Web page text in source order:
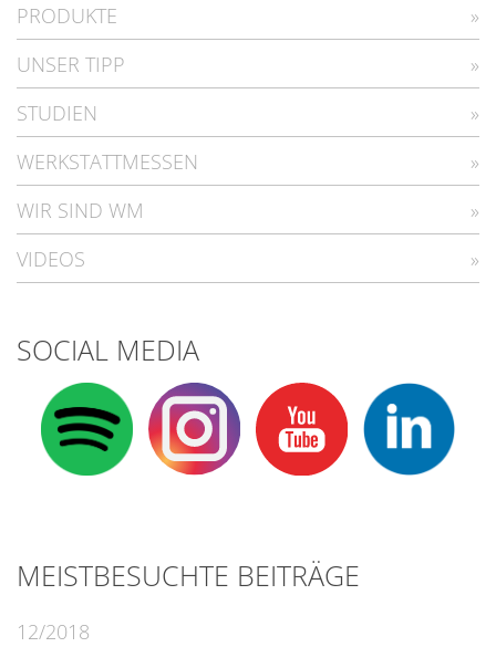
PRODUKTE
UNSER TIPP
STUDIEN
WERKSTATTMESSEN
WIR SIND WM
VIDEOS
SOCIAL MEDIA
MEISTBESUCHTE BEITRÄGE
12/2018